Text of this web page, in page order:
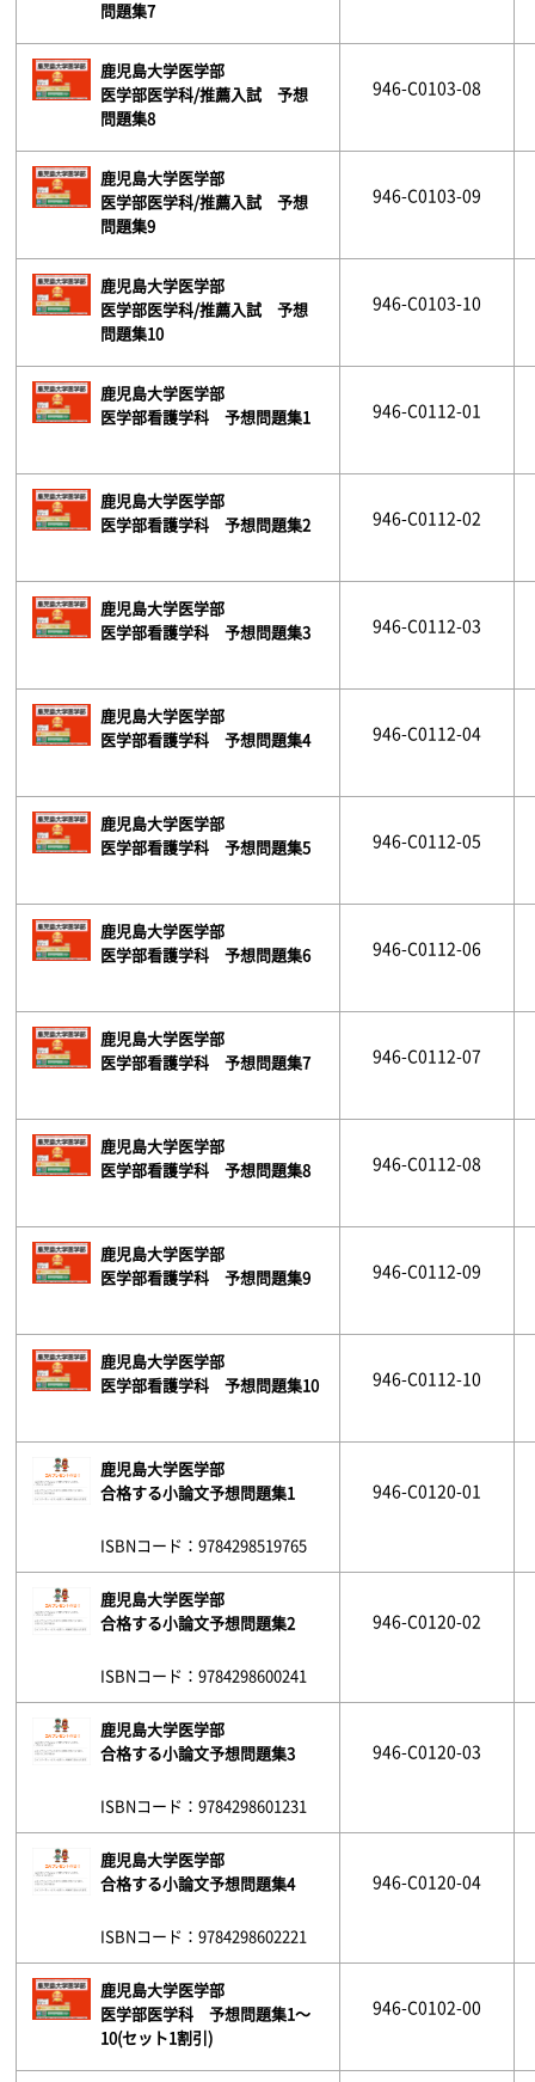
問題集7
鹿児島大学医学部
医学部医学科/推薦入試 予想
問題集8
946-C0103-08
鹿児島大学医学部
医学部医学科/推薦入試 予想
問題集9
946-C0103-09
鹿児島大学医学部
医学部医学科/推薦入試 予想
問題集10
946-C0103-10
鹿児島大学医学部
医学部看護学科 予想問題集1
946-C0112-01
鹿児島大学医学部
医学部看護学科 予想問題集2
946-C0112-02
鹿児島大学医学部
医学部看護学科 予想問題集3
946-C0112-03
鹿児島大学医学部
医学部看護学科 予想問題集4
946-C0112-04
鹿児島大学医学部
医学部看護学科 予想問題集5
946-C0112-05
鹿児島大学医学部
医学部看護学科 予想問題集6
946-C0112-06
鹿児島大学医学部
医学部看護学科 予想問題集7
946-C0112-07
鹿児島大学医学部
医学部看護学科 予想問題集8
946-C0112-08
鹿児島大学医学部
医学部看護学科 予想問題集9
946-C0112-09
鹿児島大学医学部
医学部看護学科 予想問題集10
946-C0112-10
鹿児島大学医学部
合格する小論文予想問題集1
ISBNコード：9784298519765
946-C0120-01
鹿児島大学医学部
合格する小論文予想問題集2
ISBNコード：9784298600241
946-C0120-02
鹿児島大学医学部
合格する小論文予想問題集3
ISBNコード：9784298601231
946-C0120-03
鹿児島大学医学部
合格する小論文予想問題集4
ISBNコード：9784298602221
946-C0120-04
鹿児島大学医学部
医学部医学科 予想問題集1～
10(セット1割引)
946-C0102-00